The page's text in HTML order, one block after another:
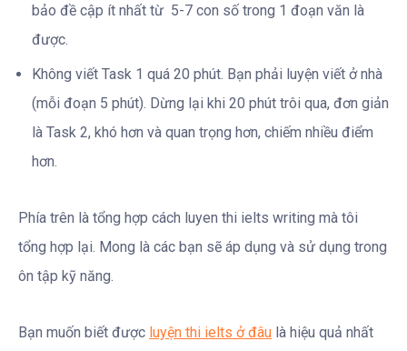
bảo đề cập ít nhất từ 5-7 con số trong 1 đoạn văn là
được.
Không viết Task 1 quá 20 phút. Bạn phải luyện viết ở nhà
(mỗi đoạn 5 phút). Dừng lại khi 20 phút trôi qua, đơn giản
là Task 2, khó hơn và quan trọng hơn, chiếm nhiều điểm
hơn.
Phía trên là tổng hợp cách luyen thi ielts writing mà tôi
tổng hợp lại. Mong là các bạn sẽ áp dụng và sử dụng trong
ôn tập kỹ năng.
Bạn muốn biết được luyện thi ielts ở đâu là hiệu quả nhất